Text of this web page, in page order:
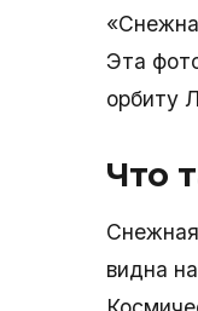
Эта
орбиту
Что
видна